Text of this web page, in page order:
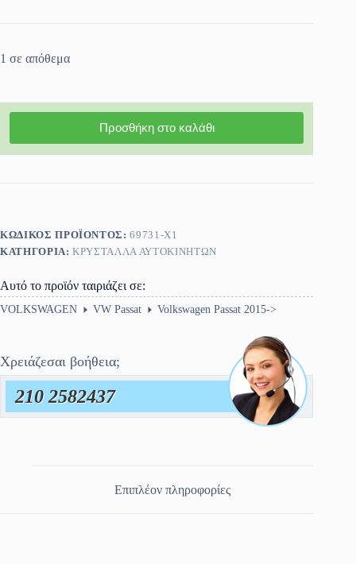
1 σε απόθεμα
Προσθήκη στο καλάθι
ΚΩΔΙΚΌΣ ΠΡΟΪΌΝΤΟΣ:69731-X1
ΚΑΤΗΓΟΡΊΑ:ΚΡΎΣΤΑΛΛΑ ΑΥΤΟΚΙΝΉΤΩΝ
Αυτό το προϊόν ταιριάζει σε:
VOLKSWAGEN VW Passat Volkswagen Passat 2015->
Χρειάζεσαι βοήθεια;
210 2582437
Επιπλέον πληροφορίες